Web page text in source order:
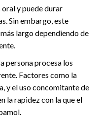
y puede durar
Sin embargo, este
largo dependiendo de
persona procesa los
Factores como la
y el uso concomitante de
la rapidez con la que el